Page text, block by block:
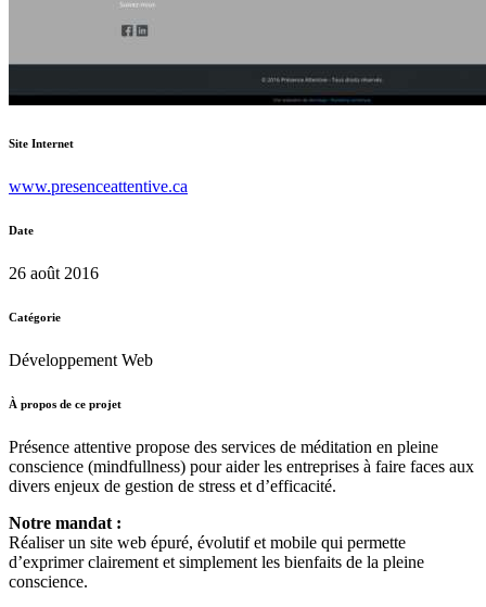
Site Internet
www.presenceattentive.ca
Date
26 août 2016
Catégorie
Développement Web
À propos de ce projet
Présence attentive propose des services de méditation en pleine
conscience (mindfullness) pour aider les entreprises à faire faces aux
divers enjeux de gestion de stress et d’efficacité.
Notre mandat :
Réaliser un site web épuré, évolutif et mobile qui permette
d’exprimer clairement et simplement les bienfaits de la pleine
conscience.